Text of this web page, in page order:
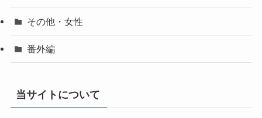
その他・女性
番外編
当サイトについて